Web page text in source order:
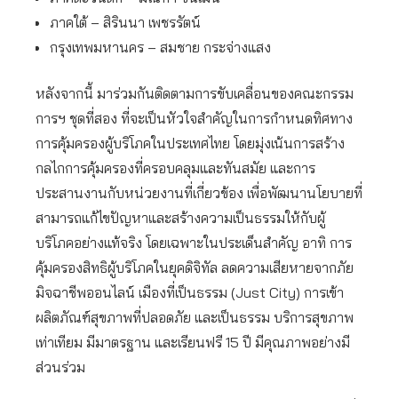
ภาคใต้ – สิรินนา เพชรรัตน์
กรุงเทพมหานคร – สมชาย กระจ่างแสง
หลังจากนี้ มาร่วมกันติดตามการขับเคลื่อนของคณะกรรม
การฯ ชุดที่สอง ที่จะเป็นหัวใจสำคัญในการกำหนดทิศทาง
การคุ้มครองผู้บริโภคในประเทศไทย โดยมุ่งเน้นการสร้าง
กลไกการคุ้มครองที่ครอบคลุมและทันสมัย และการ
ประสานงานกับหน่วยงานที่เกี่ยวข้อง เพื่อพัฒนานโยบายที่
สามารถแก้ไขปัญหาและสร้างความเป็นธรรมให้กับผู้
บริโภคอย่างแท้จริง โดยเฉพาะในประเด็นสำคัญ อาทิ การ
คุ้มครองสิทธิผู้บริโภคในยุคดิจิทัล ลดความเสียหายจากภัย
มิจฉาชีพออนไลน์ เมืองที่เป็นธรรม (Just City) การเข้า
ผลิตภัณฑ์สุขภาพที่ปลอดภัย และเป็นธรรม บริการสุขภาพ
เท่าเทียม มีมาตรฐาน และเรียนฟรี 15 ปี มีคุณภาพอย่างมี
ส่วนร่วม